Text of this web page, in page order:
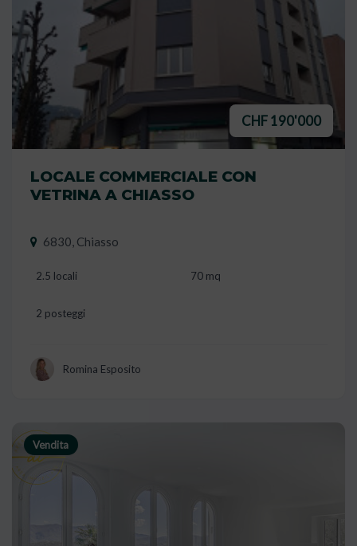
CHF 190'000
LOCALE COMMERCIALE CON
VETRINA A CHIASSO
6830, Chiasso
2.5 locali 70 mq
2 posteggi
Romina Esposito
Vendita